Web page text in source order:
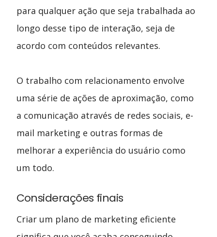
para qualquer ação que seja trabalhada ao
longo desse tipo de interação, seja de
acordo com conteúdos relevantes.
O trabalho com relacionamento envolve
uma série de ações de aproximação, como
a comunicação através de redes sociais, e-
mail marketing e outras formas de
melhorar a experiência do usuário como
um todo.
Considerações finais
Criar um plano de marketing eficiente